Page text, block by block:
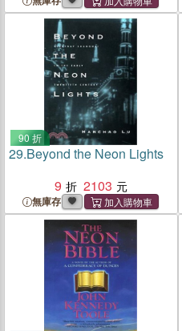
90 折
29.Beyond the Neon Lights
9
2103
無庫存